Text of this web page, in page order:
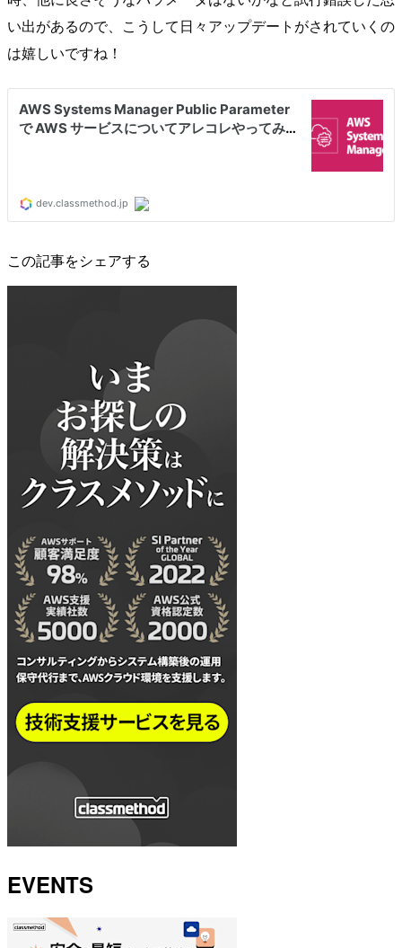
い出があるので、こうして日々アップデートがされていくの
は嬉しいですね！
この記事をシェアする
EVENTS